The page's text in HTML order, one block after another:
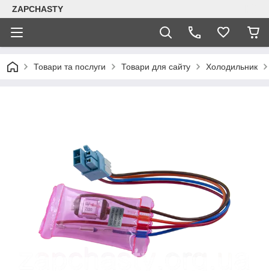
ZAPCHASTY
Товари та послуги Товари для сайту Холодильник